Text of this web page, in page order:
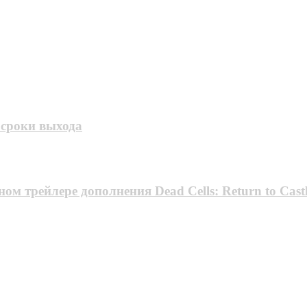
выхода
трейлере дополнения Dead Cells: Return to